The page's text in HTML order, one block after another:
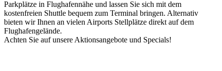
Parkplätze in Flughafennähe und lassen Sie sich mit dem
kostenfreien Shuttle bequem zum Terminal bringen. Alternativ
bieten wir Ihnen an vielen Airports Stellplätze direkt auf dem
Flughafengelände.
Achten Sie auf unsere Aktionsangebote und Specials!